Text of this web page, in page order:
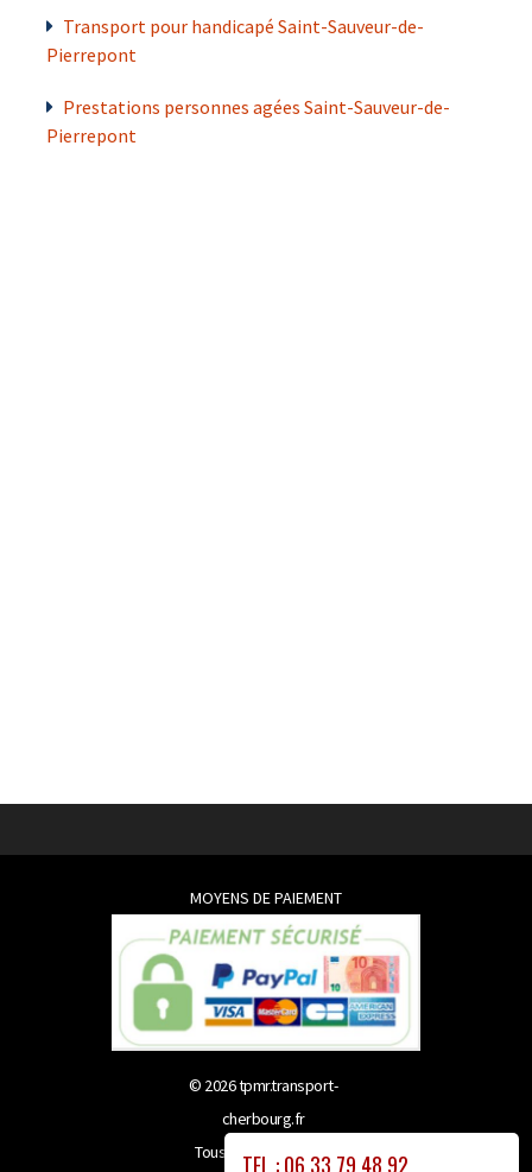
Transport pour handicapé Saint-Sauveur-de-
Pierrepont
Prestations personnes agées Saint-Sauveur-de-
Pierrepont
TEL : 06 33 79 48 92
MOYENS DE PAIEMENT
© 2026tpmr.transport-
cherbourg.fr
Tous droits réservés